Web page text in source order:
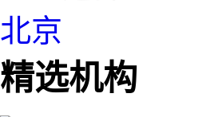
北京
精选机构